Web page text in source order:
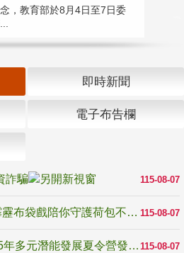
，教育部於8月4日至7日委
即時新聞
電子布告欄
115-08-07
詐騙
115-08-07
反詐騙宣導_防詐有道，霹靂布袋戲陪你守護荷包不受騙
115-08-07
跨越限制，探索潛能！115年多元潛能發展夏令營發掘生命無限可能